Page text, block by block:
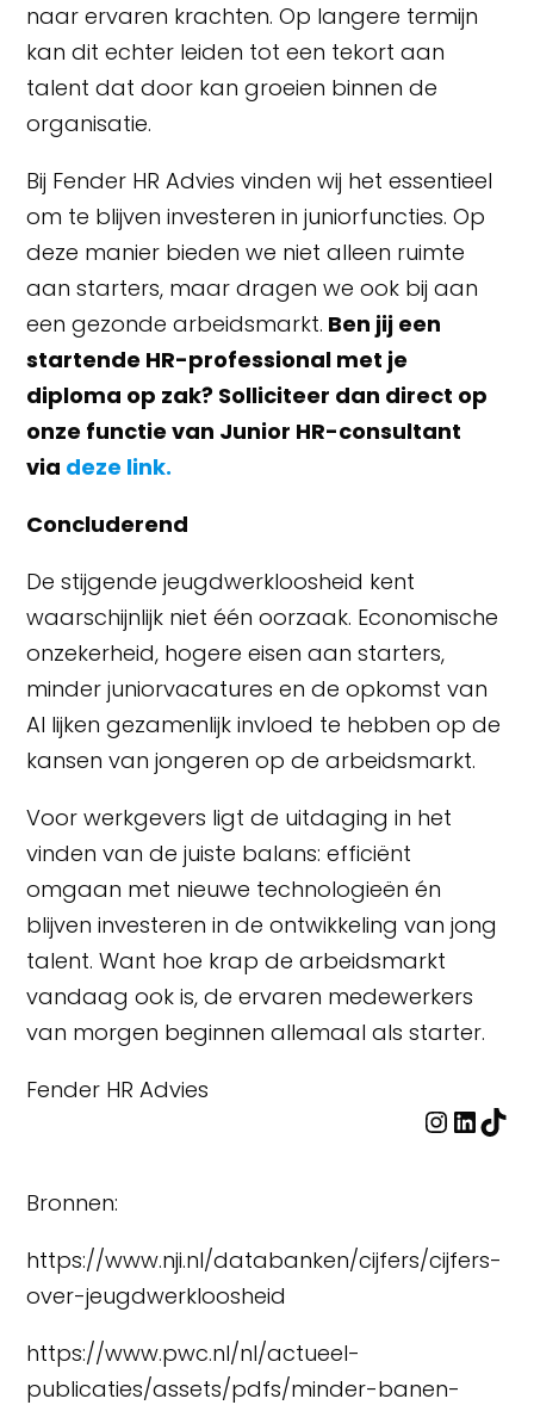
naar ervaren krachten. Op langere termijn
kan dit echter leiden tot een tekort aan
talent dat door kan groeien binnen de
organisatie.
Bij Fender HR Advies vinden wij het essentieel
om te blijven investeren in juniorfuncties. Op
deze manier bieden we niet alleen ruimte
aan starters, maar dragen we ook bij aan
een gezonde arbeidsmarkt. Ben jij een
startende HR-professional met je
diploma op zak? Solliciteer dan direct op
onze functie van Junior HR-consultant
via deze link.
Concluderend
De stijgende jeugdwerkloosheid kent
waarschijnlijk niet één oorzaak. Economische
onzekerheid, hogere eisen aan starters,
minder juniorvacatures en de opkomst van
AI lijken gezamenlijk invloed te hebben op de
kansen van jongeren op de arbeidsmarkt.
Voor werkgevers ligt de uitdaging in het
vinden van de juiste balans: efficiënt
omgaan met nieuwe technologieën én
blijven investeren in de ontwikkeling van jong
talent. Want hoe krap de arbeidsmarkt
vandaag ook is, de ervaren medewerkers
van morgen beginnen allemaal als starter.
Fender HR Advies
Bronnen:
https://www.nji.nl/databanken/cijfers/cijfers-
over-jeugdwerkloosheid
https://www.pwc.nl/nl/actueel-
publicaties/assets/pdfs/minder-banen-